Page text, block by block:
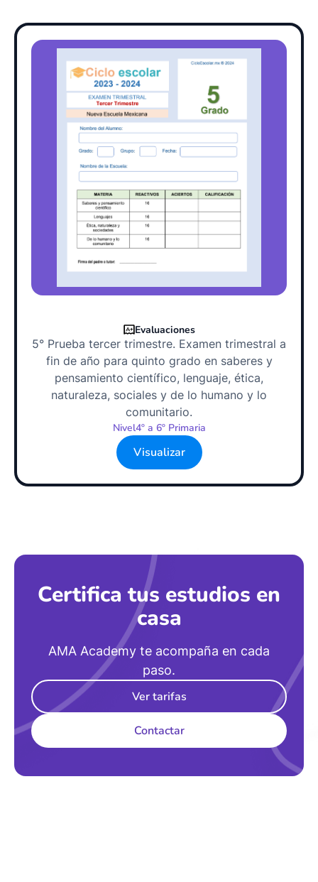
Evaluaciones
5° Prueba tercer trimestre. Examen trimestral a
fin de año para quinto grado en saberes y
pensamiento científico, lenguaje, ética,
naturaleza, sociales y de lo humano y lo
comunitario.
Nivel4º a 6º Primaria
Visualizar
Certifica tus estudios en
casa
AMA Academy te acompaña en cada
paso.
Ver tarifas
Contactar